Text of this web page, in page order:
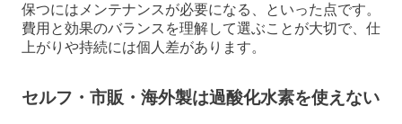
保つにはメンテナンスが必要になる、といった点です。
費用と効果のバランスを理解して選ぶことが大切で、仕
上がりや持続には個人差があります。
セルフ・市販・海外製は過酸化水素を使えない